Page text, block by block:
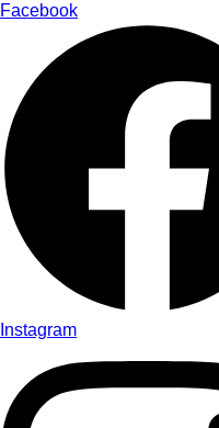
Facebook
Instagram